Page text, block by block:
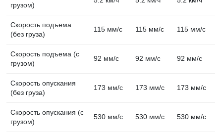
грузом)
Скорость подъема
(без груза)
115 мм/с 115 мм/с 115 мм/с
Скорость подъема (с
грузом)
92 мм/с 92 мм/с 92 мм/с
Скорость опускания
(без груза)
173 мм/с 173 мм/с 173 мм/с
Скорость опускания (с
грузом)
530 мм/с 530 мм/с 530 мм/с